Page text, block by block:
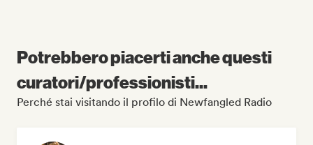
Potrebbero piacerti anche questi
curatori/professionisti...
Perché stai visitando il profilo di Newfangled Radio